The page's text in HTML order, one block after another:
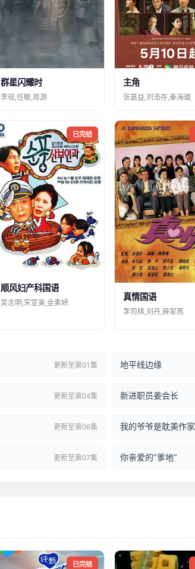
群星闪耀时
李现,任敏,周游
主角
张嘉益,刘浩存,秦海璐
已完结
顺风妇产科国语
吴志明,宋宣美,金素妍
真情国语
李司棋,刘丹,薛家燕
更新至第01集 地平线边缘
更新至第04集 新进职员姜会长
更新至第06集 我的爷爷是耽美作家
更新至第07集 你亲爱的"爹地"
已完结